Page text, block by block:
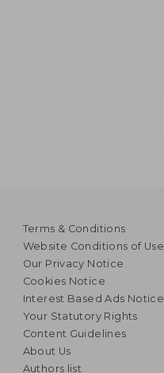
Terms & Conditions
Website Conditions of Use
Our Privacy Notice
Cookies Notice
Interest Based Ads Notice
Your Statutory Rights
Content Guidelines
About Us
Authors list